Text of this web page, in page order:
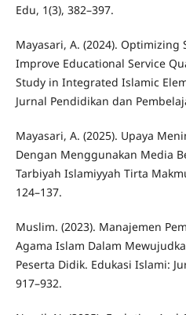
Edu, 1(3), 382–397.
Mayasari, A. (2024).
Improve Educational Service
Study in Integrated Islamic
Jurnal Pendidikan dan
Mayasari, A. (2025). Upaya
Dengan Menggunakan Media
Tarbiyah Islamiyyah Tirta
124–137.
Muslim. (2023). Manajemen
Agama Islam Dalam
Peserta Didik. Edukasi Islami:
917–932.